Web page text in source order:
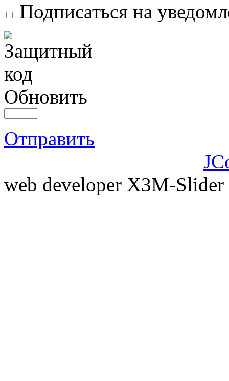
Подписаться на
Обновить
Отправить
web developer X3M-Slider